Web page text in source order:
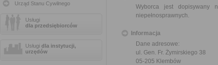
Urząd Stanu Cywilnego
Usługi
dla przedsiębiorców
Usługi dla instytucji,
urzędów
Wyborca jest dopisywany
niepełnosprawnych.
Informacja
Dane adresowe:
ul. Gen. Fr. Żymirskiego 38
05-205 Klembów